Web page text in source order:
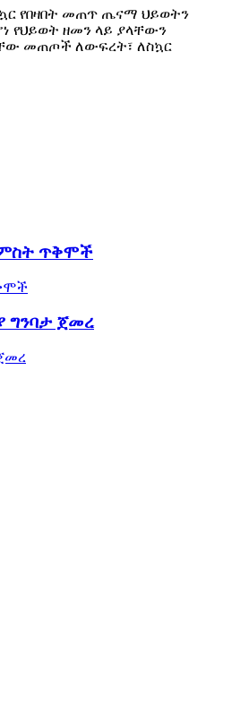
የበዛበት መጠጥ ጤናማ ህይወትን
የህይወት ዘመን ላይ ያላቸውን
መጠጦች ለውፍረት፣ ለስኳር
ጥቅሞች
ግንባታ ጀመረ